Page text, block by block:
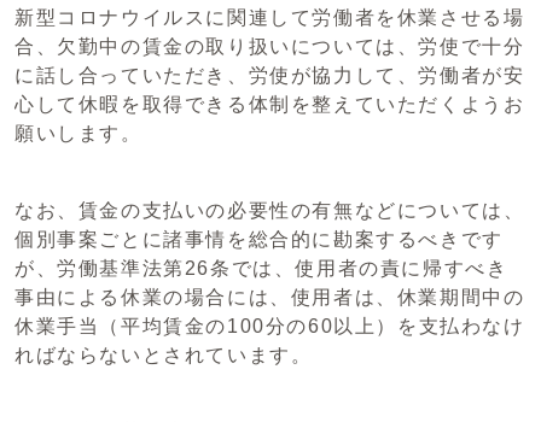
新型コロナウイルスに関連して労働者を休業させる場
合、欠勤中の賃金の取り扱いについては、労使で十分
に話し合っていただき、労使が協力して、労働者が安
心して休暇を取得できる体制を整えていただくようお
願いします。
なお、賃金の支払いの必要性の有無などについては、
個別事案ごとに諸事情を総合的に勘案するべきです
が、労働基準法第26条では、使用者の責に帰すべき
事由による休業の場合には、使用者は、休業期間中の
休業手当（平均賃金の100分の60以上）を支払わなけ
ればならないとされています。